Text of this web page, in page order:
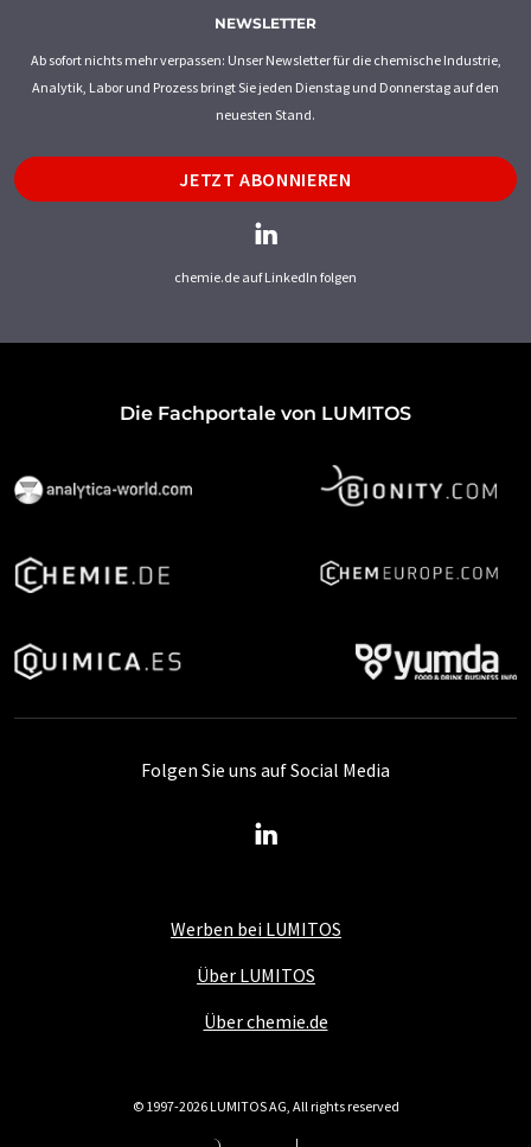
NEWSLETTER
Ab sofort nichts mehr verpassen: Unser Newsletter für die chemische Industrie,
Analytik, Labor und Prozess bringt Sie jeden Dienstag und Donnerstag auf den
neuesten Stand.
JETZT ABONNIEREN
chemie.de auf LinkedIn folgen
Die Fachportale von LUMITOS
Werben bei LUMITOS
Über LUMITOS
Über chemie.de
Folgen Sie uns auf Social Media
© 1997-2026 LUMITOS AG, All rights reserved